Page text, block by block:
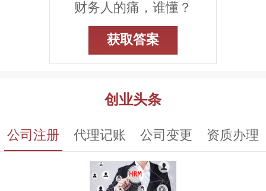
财务人的痛，谁懂？
获取答案
创业头条
公司注册 代理记账 公司变更 资质办理